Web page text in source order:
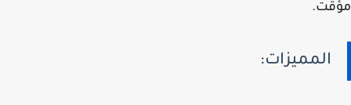
مؤقت.
المميزات: